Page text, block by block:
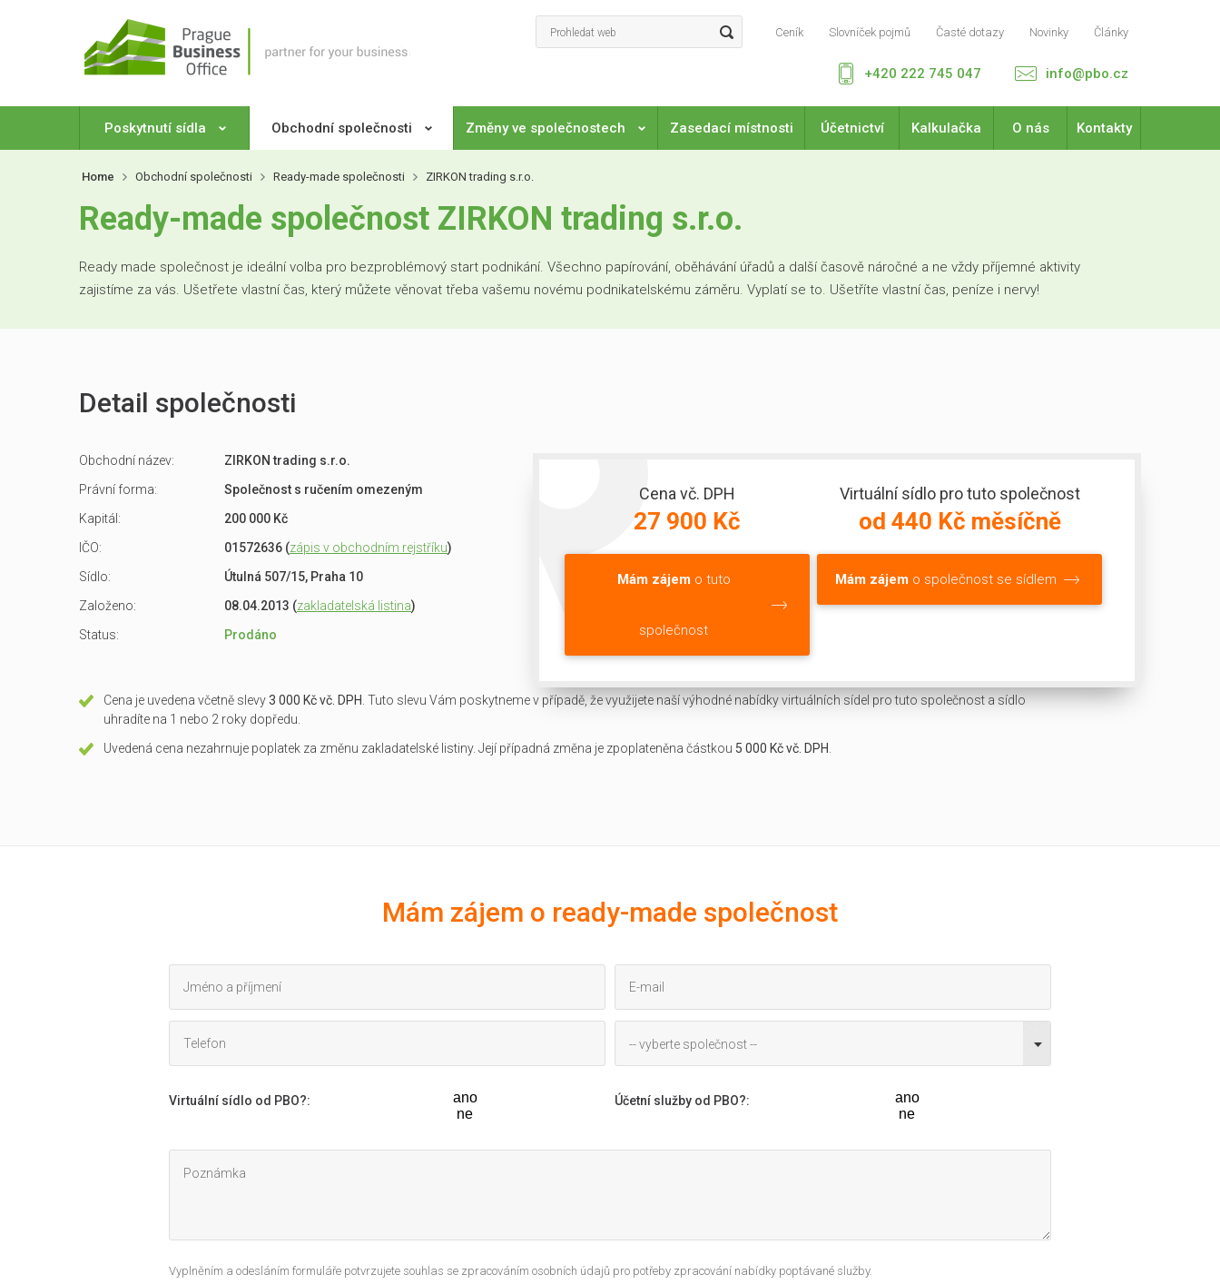
Ceník Slovníček pojmů Časté dotazy Novinky Články
info@pbo.cz
+420 222 745 047
Poskytnutí sídla Obchodní společnosti Změny ve společnostech Zasedací místnosti Účetnictví Kalkulačka O nás Kontakty
Home Obchodní společnosti Ready-made společnosti ZIRKON trading s.r.o.
Ready-made společnost ZIRKON trading s.r.o.
Ready made společnost je ideální volba pro bezproblémový start podnikání. Všechno papírování, oběhávání úřadů a další časově náročné a ne vždy příjemné aktivity
zajistíme za vás. Ušetřete vlastní čas, který můžete věnovat třeba vašemu novému podnikatelskému záměru. Vyplatí se to. Ušetříte vlastní čas, peníze i nervy!
Detail společnosti
Obchodní název:
ZIRKON trading s.r.o.
Právní forma:
Společnost s ručením omezeným
Kapitál:
200 000 Kč
IČO:
01572636 (zápis v obchodním rejstříku)
Sídlo:
Útulná 507/15, Praha 10
Založeno:
08.04.2013 (zakladatelská listina)
Status:
Prodáno
Cena vč. DPH
27 900 Kč
Mám zájemo tuto
společnost
Virtuální sídlo pro tuto společnost
od 440 Kč měsíčně
Mám zájem o společnost se sídlem
Cena je uvedena včetně slevy3 000 Kč vč. DPH . Tuto slevu Vám poskytneme v případě, že využijete naší výhodné nabídky virtuálních sídel pro tuto společnost a sídlo
uhradíte na 1 nebo 2 roky dopředu.
Uvedená cena nezahrnuje poplatek za změnu zakladatelské listiny. Její případná změna je zpoplateněna částkou 5 000 Kč vč. DPH
Mám zájem o ready-made společnost
-- vyberte společnost --
Virtuální sídlo od PBO?:
ano
ne
Účetní služby od PBO?:
ano
ne
Vyplněním a odesláním formuláře potvrzujete souhlas se zpracováním osobních údajů pro potřeby zpracování nabídky poptávané služby.